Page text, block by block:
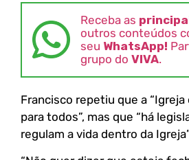
Receba as
outros conteúdos
seu WhatsApp!
grupo do VIVA.
Francisco repetiu que a
para todos”, mas que “há
regulam a vida dentro da